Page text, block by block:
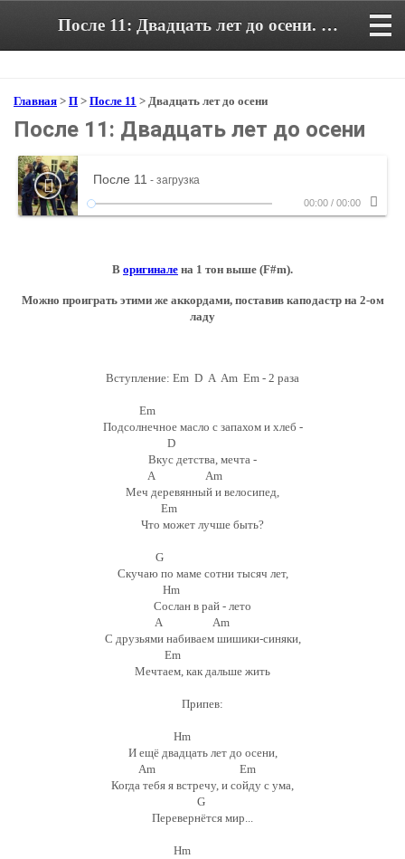
После 11: Двадцать лет до осени. Аккорды и текст песни в тональности Em
Главная > П > После 11 > Двадцать лет до осени
После 11: Двадцать лет до осени
После 11 - загрузка
00:00 / 00:00
В оригинале на 1 тон выше (F#m).
Можно проиграть этими же аккордами, поставив каподастр на 2-ом
ладу
Вступление: Em D A Am Em - 2 раза
Em
Подсолнечное масло с запахом и хлеб -
D
Вкус детства, мечта -
A Am
Меч деревянный и велосипед,
Em
Что может лучше быть?
G
Скучаю по маме сотни тысяч лет,
Hm
Сослан в рай - лето
A Am
С друзьями набиваем шишики-синяки,
Em
Мечтаем, как дальше жить
Припев:
Hm
И ещё двадцать лет до осени,
Am Em
Когда тебя я встречу, и сойду с ума,
G
Перевернётся мир...
Hm